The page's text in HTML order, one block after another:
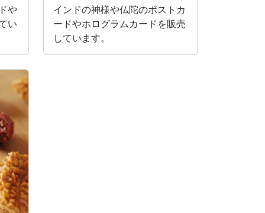
や
い
インドの神様や仏陀のポストカ
ードやホログラムカードを販売
しています。